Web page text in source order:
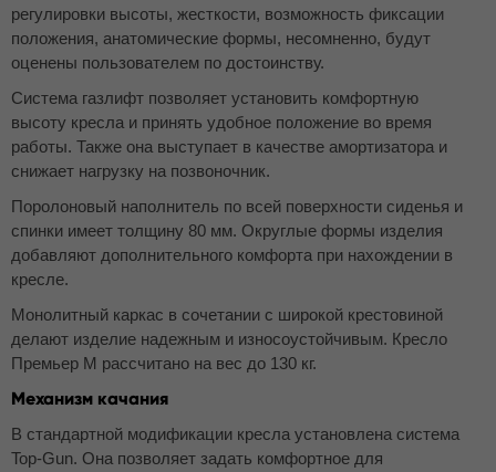
регулировки высоты, жесткости, возможность фиксации
положения, анатомические формы, несомненно, будут
оценены пользователем по достоинству.
Система газлифт позволяет установить комфортную
высоту кресла и принять удобное положение во время
работы. Также она выступает в качестве амортизатора и
снижает нагрузку на позвоночник.
Поролоновый наполнитель по всей поверхности сиденья и
спинки имеет толщину 80 мм. Округлые формы изделия
добавляют дополнительного комфорта при нахождении в
кресле.
Монолитный каркас в сочетании с широкой крестовиной
делают изделие надежным и износоустойчивым. Кресло
Премьер М рассчитано на вес до 130 кг.
Механизм качания
В стандартной модификации кресла установлена система
Top-Gun. Она позволяет задать комфортное для